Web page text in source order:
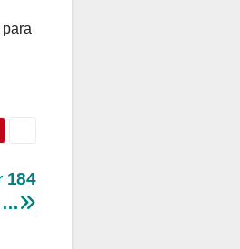
184
…